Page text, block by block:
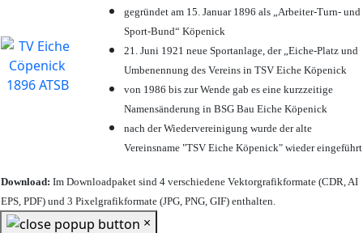
gegründet am 15. Januar 1896 als „Arbeiter-Turn- und
Sport-Bund“ Köpenick
21. Juni 1921 neue Sportanlage, der „Eiche-Platz und
Umbenennung des Vereins in TSV Eiche Köpenick
von 1986 bis zur Wende gab es eine kurzzeitige
Namensänderung in BSG Bau Eiche Köpenick
nach der Wiedervereinigung wurde der alte
Vereinsname "TSV Eiche Köpenick" wieder eingeführt
Download: Im Downloadpaket sind 4 verschiedene Vektorgrafikformate (CDR, AI
EPS, PDF) und 3 Pixelgrafikformate (JPG, PNG, GIF) enthalten.
×